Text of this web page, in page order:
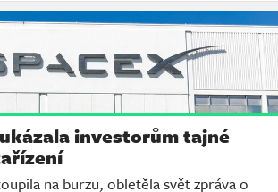
investorům tajné
na burzu, obletěla svět zpráva o